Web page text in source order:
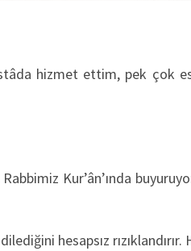
hizmet ettim, pek çok
Kur’ân’ında
hesapsız